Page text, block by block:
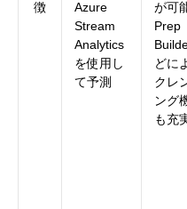
徴
Azure
Stream
Analytics
を使用し
て予測
が可
Prep
どに
クレ
ング
も充